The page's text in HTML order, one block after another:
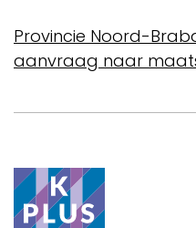
Provincie Noord-
aanvraag naar